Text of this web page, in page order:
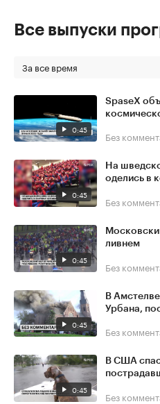
Все выпуски
За все время
0:45
SpaseX
Без
0:45
На
оделись в
Без
0:45
ливнем
Без
0:45
В
Урбана,
Без
0:45
В США
Без